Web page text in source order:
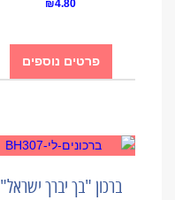
₪4.80
פרטים נוספים
ברכון "בך יברך ישראל"